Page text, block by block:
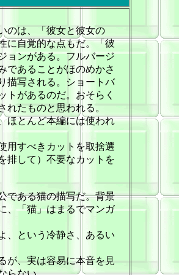
のは、「彼女と彼女の
に自覚的な点もだ。「彼
ョンがある。フルバージ
であることがほのめかさ
描写される。ショートバ
トがあるのだ。おそらく
たものと思われる。
ほとんど本編には使われ
用すべきカットを取捨選
排して）不要なカットを
である猫の描写だ。背景
、「猫」はまるでマンガ
、という冷静さ、あるい
が、実は容易に本音を見